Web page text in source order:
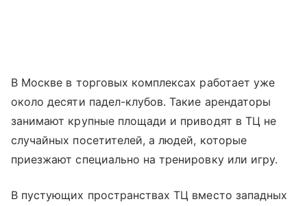
В Москве в торговых комплексах работает уже
около десяти падел-клубов. Такие арендаторы
занимают крупные площади и приводят в ТЦ не
случайных посетителей, а людей, которые
приезжают специально на тренировку или игру.
В пустующих пространствах ТЦ вместо западных